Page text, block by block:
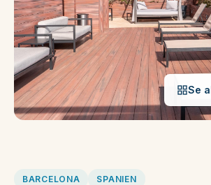
Se
BARCELONA SPANIEN